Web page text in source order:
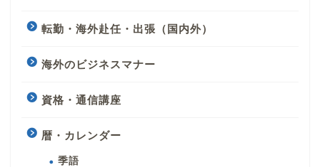
転勤・海外赴任・出張（国内外）
海外のビジネスマナー
資格・通信講座
暦・カレンダー
季語